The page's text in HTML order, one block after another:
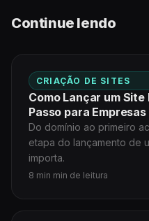
Continue lendo
CRIAÇÃO DE SITES
Como Lançar um Site
Passo para Empresas
Do domínio ao primeiro
etapa do lançamento de
importa.
8 min min de leitura